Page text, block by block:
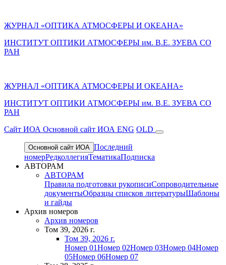
ЖУРНАЛ «ОПТИКА АТМОСФЕРЫ И ОКЕАНА»
ИНСТИТУТ ОПТИКИ АТМОСФЕРЫ им. В.Е. ЗУЕВА СО
РАН
ЖУРНАЛ «ОПТИКА АТМОСФЕРЫ И ОКЕАНА»
ИНСТИТУТ ОПТИКИ АТМОСФЕРЫ им. В.Е. ЗУЕВА СО
РАН
Cайт ИОА Основной сайт ИОА ENG OLD
Основной сайт ИОА Последний
номерРедколлегияТематикаПодписка
АВТОРАМ
АВТОРАМ
Правила подготовки рукописиСопроводительные
документыОбразцы списков литературыШаблоны
и гайды
Архив номеров
Архив номеров
Том 39, 2026 г.
Том 39, 2026 г.
Номер 01Номер 02Номер 03Номер 04Номер
05Номер 06Номер 07